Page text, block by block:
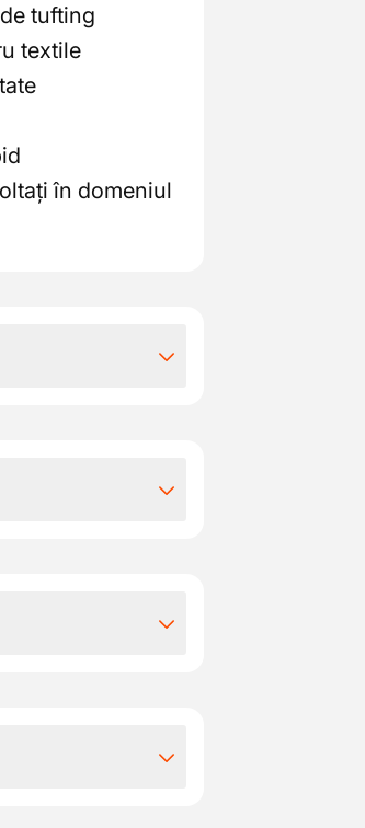
tufting
textile
în domeniul
sau a defectelor